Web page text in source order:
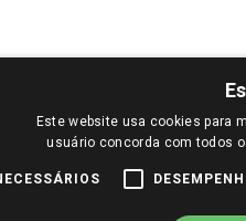
REGIÃO, FAÇA LOGIN E SELECIONE A
DESTE SITE SÃO VÁLIDOS
Este website usa cookies para
usuário concorda com todos